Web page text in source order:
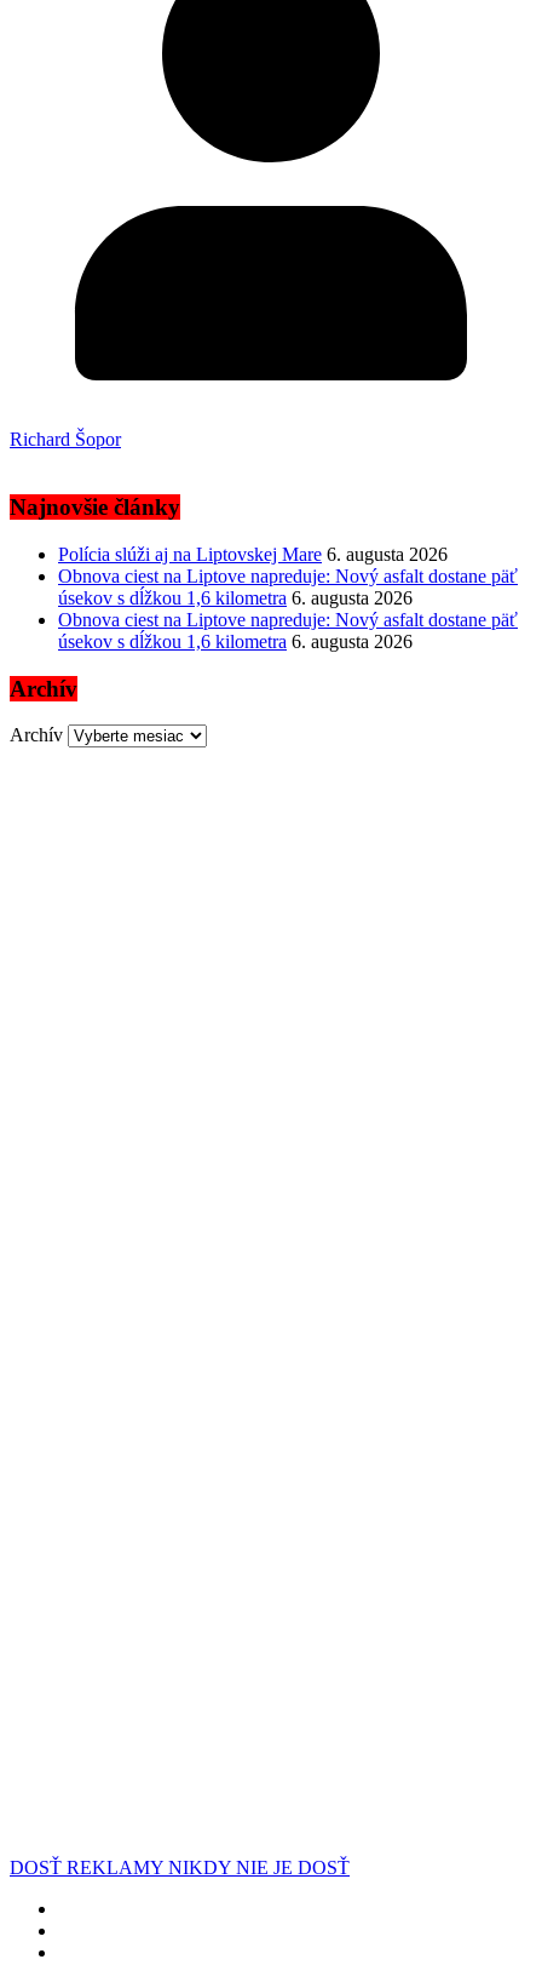
Richard Šopor
Najnovšie články
Polícia slúži aj na Liptovskej Mare 6. augusta 2026
Obnova ciest na Liptove napreduje: Nový asfalt dostane päť
úsekov s dĺžkou 1,6 kilometra 6. augusta 2026
Obnova ciest na Liptove napreduje: Nový asfalt dostane päť
úsekov s dĺžkou 1,6 kilometra 6. augusta 2026
Archív
Archív
DOSŤ REKLAMY NIKDY NIE JE DOSŤ